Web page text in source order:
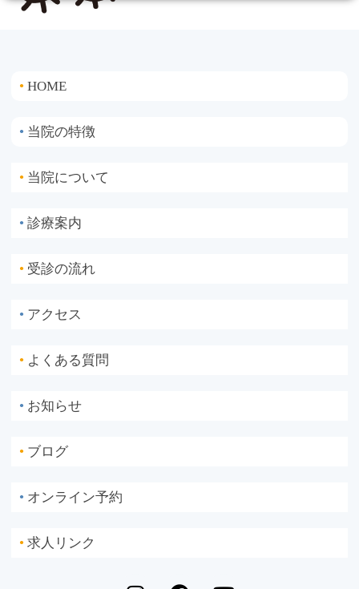
● HOME
● 当院の特徴
● 当院について
● 診療案内
● 受診の流れ
● アクセス
● よくある質問
● お知らせ
● ブログ
● オンライン予約
● 求人リンク